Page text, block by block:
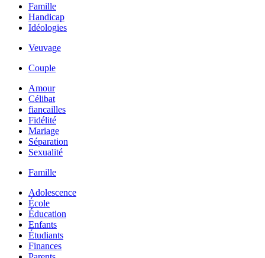
Famille
Handicap
Idéologies
Veuvage
Couple
Amour
Célibat
fiancailles
Fidélité
Mariage
Séparation
Sexualité
Famille
Adolescence
École
Éducation
Enfants
Étudiants
Finances